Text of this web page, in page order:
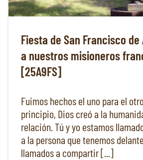
Fiesta de San Francisco de
a nuestros misioneros
[25A9FS]
Fuimos hechos el uno para el
principio, Dios creó a la
relación. Tú y yo estamos
a la persona que tenemos
llamados a compartir [...]